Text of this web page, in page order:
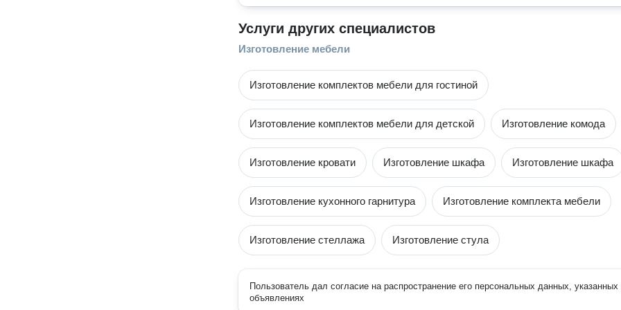
Услуги других специалистов
Изготовление мебели
Изготовление комплектов мебели для гостиной
Изготовление комплектов мебели для детской Изготовление комода
Изготовление кровати Изготовление шкафа Изготовление шкафа
Изготовление кухонного гарнитура Изготовление комплекта мебели
Изготовление стеллажа Изготовление стула
Пользователь дал согласие на распространение его персональных данных, указанных
объявлениях